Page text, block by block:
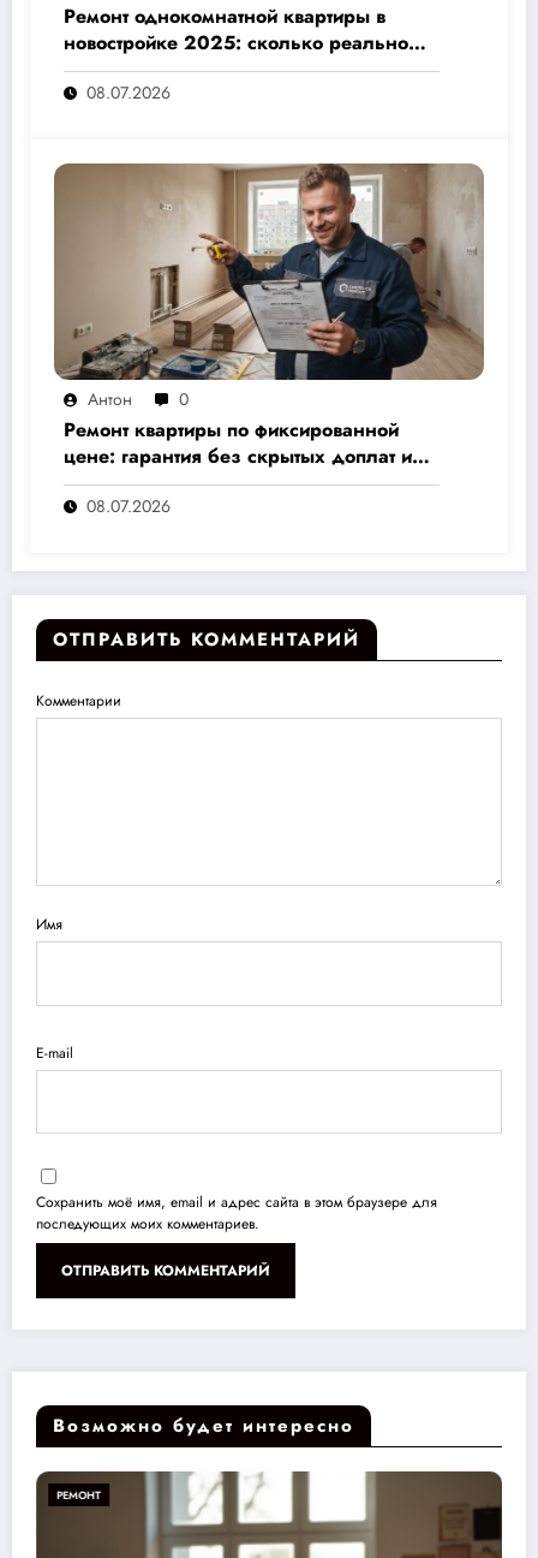
Ремонт однокомнатной квартиры в
новостройке 2025: сколько реально
стоит и как не переплатить — полный
расчёт от 500 000 рублей
08.07.2026
Антон 0
Ремонт квартиры по фиксированной
цене: гарантия без скрытых доплат и
переплат
08.07.2026
ОТПРАВИТЬ КОММЕНТАРИЙ
Комментарии
Имя
E-mail
Сохранить моё имя, email и адрес сайта в этом браузере для
последующих моих комментариев.
Возможно будет интересно
РЕМОНТ